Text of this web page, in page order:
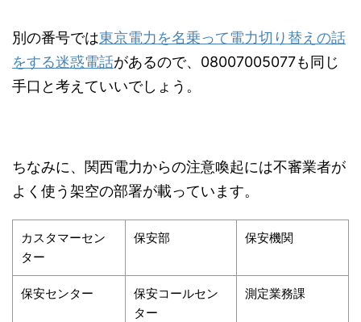
別の番号では東京電力を名乗って電力切り替えの話
をする迷惑電話があるので、08007005077も同じ
手口と考えていいでしょう。
ちなみに、関西電力からの注意喚起には不審業者が
よく使う架空の部署が載っています。
カスタマーセン
ター
保安部 保安機関
保安センター
保安コールセン
ター
測定業務課